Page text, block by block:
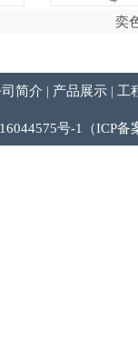
奕
简介 产品展示| 工
号-1（ICP备